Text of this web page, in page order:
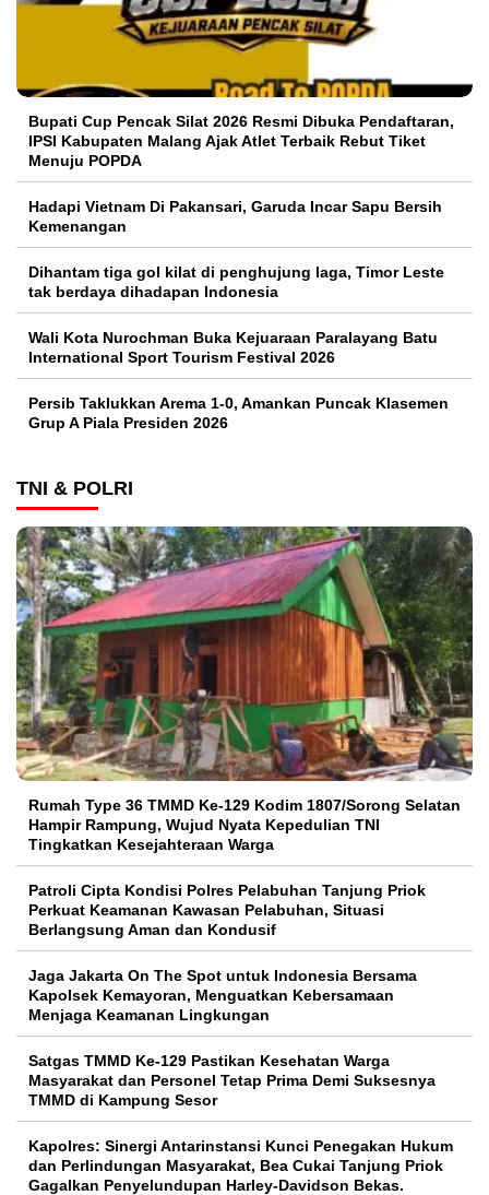
Bupati Cup Pencak Silat 2026 Resmi Dibuka Pendaftaran,
IPSI Kabupaten Malang Ajak Atlet Terbaik Rebut Tiket
Menuju POPDA
Hadapi Vietnam Di Pakansari, Garuda Incar Sapu Bersih
Kemenangan
Dihantam tiga gol kilat di penghujung laga, Timor Leste
tak berdaya dihadapan Indonesia
Wali Kota Nurochman Buka Kejuaraan Paralayang Batu
International Sport Tourism Festival 2026
Persib Taklukkan Arema 1-0, Amankan Puncak Klasemen
Grup A Piala Presiden 2026
TNI & POLRI
Rumah Type 36 TMMD Ke-129 Kodim 1807/Sorong Selatan
Hampir Rampung, Wujud Nyata Kepedulian TNI
Tingkatkan Kesejahteraan Warga
Patroli Cipta Kondisi Polres Pelabuhan Tanjung Priok
Perkuat Keamanan Kawasan Pelabuhan, Situasi
Berlangsung Aman dan Kondusif
Jaga Jakarta On The Spot untuk Indonesia Bersama
Kapolsek Kemayoran, Menguatkan Kebersamaan
Menjaga Keamanan Lingkungan
Satgas TMMD Ke-129 Pastikan Kesehatan Warga
Masyarakat dan Personel Tetap Prima Demi Suksesnya
TMMD di Kampung Sesor
Kapolres: Sinergi Antarinstansi Kunci Penegakan Hukum
dan Perlindungan Masyarakat, Bea Cukai Tanjung Priok
Gagalkan Penyelundupan Harley-Davidson Bekas.